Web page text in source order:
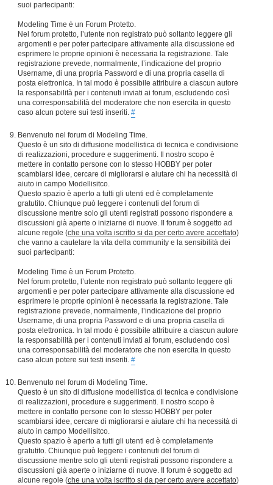
suoi partecipanti:
Modeling Time è un Forum Protetto.
Nel forum protetto, l’utente non registrato può soltanto leggere gli
argomenti e per poter partecipare attivamente alla discussione ed
esprimere le proprie opinioni è necessaria la registrazione. Tale
registrazione prevede, normalmente, l’indicazione del proprio
Username, di una propria Password e di una propria casella di
posta elettronica. In tal modo è possibile attribuire a ciascun autore
la responsabilità per i contenuti inviati ai forum, escludendo così
una corresponsabilità del moderatore che non esercita in questo
caso alcun potere sui testi inseriti. #
Benvenuto nel forum di Modeling Time.
Questo è un sito di diffusione modellistica di tecnica e condivisione
di realizzazioni, procedure e suggerimenti. Il nostro scopo è
mettere in contatto persone con lo stesso HOBBY per poter
scambiarsi idee, cercare di migliorarsi e aiutare chi ha necessità di
aiuto in campo Modellisitco.
Questo spazio è aperto a tutti gli utenti ed è completamente
gratutito. Chiunque può leggere i contenuti del forum di
discussione mentre solo gli utenti registrati possono rispondere a
discussioni già aperte o iniziarne di nuove. Il forum è soggetto ad
alcune regole (che una volta iscritto si da per certo avere accettato)
che vanno a cautelare la vita della community e la sensibilità dei
suoi partecipanti:
Modeling Time è un Forum Protetto.
Nel forum protetto, l’utente non registrato può soltanto leggere gli
argomenti e per poter partecipare attivamente alla discussione ed
esprimere le proprie opinioni è necessaria la registrazione. Tale
registrazione prevede, normalmente, l’indicazione del proprio
Username, di una propria Password e di una propria casella di
posta elettronica. In tal modo è possibile attribuire a ciascun autore
la responsabilità per i contenuti inviati ai forum, escludendo così
una corresponsabilità del moderatore che non esercita in questo
caso alcun potere sui testi inseriti. #
Benvenuto nel forum di Modeling Time.
Questo è un sito di diffusione modellistica di tecnica e condivisione
di realizzazioni, procedure e suggerimenti. Il nostro scopo è
mettere in contatto persone con lo stesso HOBBY per poter
scambiarsi idee, cercare di migliorarsi e aiutare chi ha necessità di
aiuto in campo Modellisitco.
Questo spazio è aperto a tutti gli utenti ed è completamente
gratutito. Chiunque può leggere i contenuti del forum di
discussione mentre solo gli utenti registrati possono rispondere a
discussioni già aperte o iniziarne di nuove. Il forum è soggetto ad
alcune regole (che una volta iscritto si da per certo avere accettato)